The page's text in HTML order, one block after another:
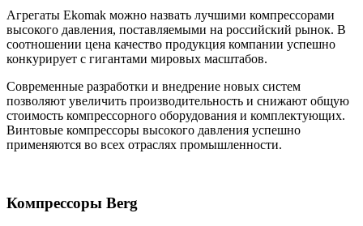
Агрегаты Ekomak можно назвать лучшими компрессорами
высокого давления, поставляемыми на российский рынок. В
соотношении цена качество продукция компании успешно
конкурирует с гигантами мировых масштабов.
Современные разработки и внедрение новых систем
позволяют увеличить производительность и снижают общую
стоимость компрессорного оборудования и комплектующих.
Винтовые компрессоры высокого давления успешно
применяются во всех отраслях промышленности.
Компрессоры Berg